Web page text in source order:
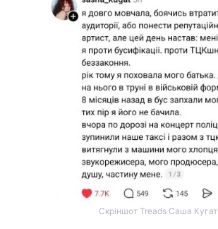
Скріншот Treads Саша Кугат